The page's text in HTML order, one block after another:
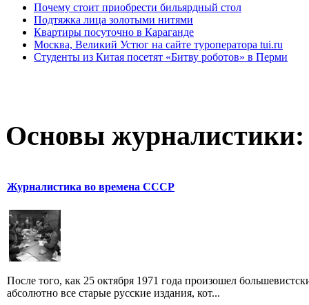
Почему стоит приобрести бильярдный стол
Подтяжка лица золотыми нитями
Квартиры посуточно в Караганде
Москва, Великий Устюг на сайте туроператора tui.ru
Студенты из Китая посетят «Битву роботов» в Перми
Основы журналистики:
Журналистика во времена СССР
После того, как 25 октября 1971 года произошел
абсолютно все старые русские издания, кот...